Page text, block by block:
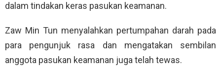
dalam tindakan keras pasukan keamanan.
Zaw Min Tun menyalahkan pertumpahan darah pada
para pengunjuk rasa dan mengatakan sembilan
anggota pasukan keamanan juga telah tewas.